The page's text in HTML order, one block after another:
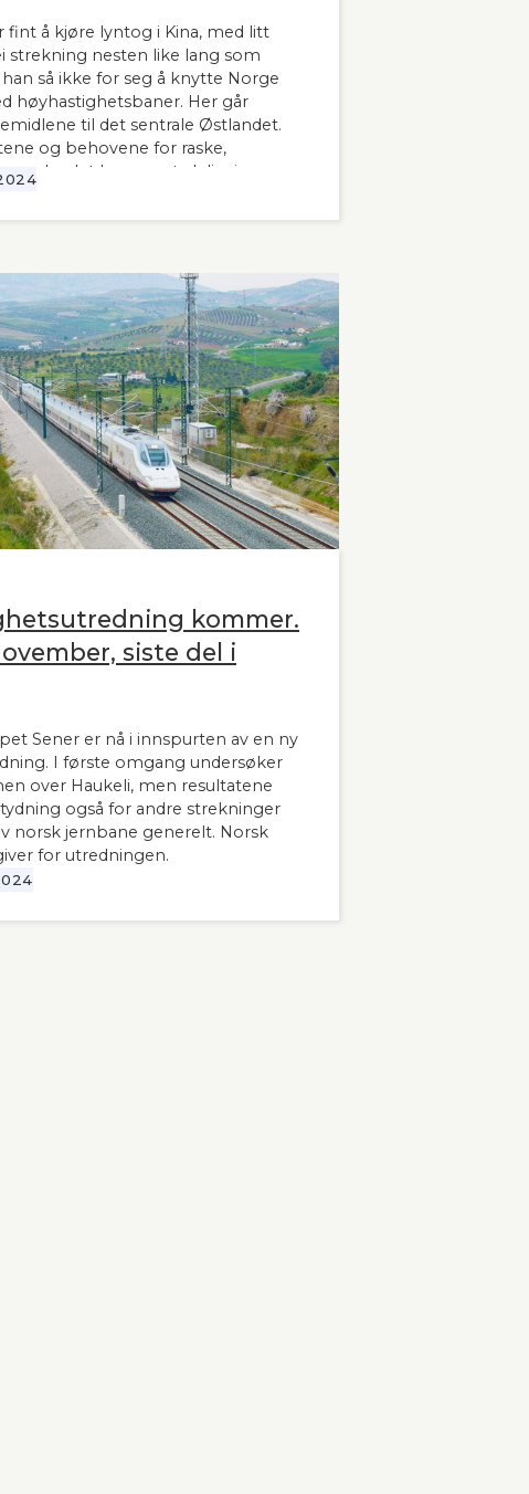
fint å kjøre lyntog i Kina, med litt
strekning nesten like lang som
så ikke for seg å knytte Norge
høyhastighetsbaner. Her går
til det sentrale Østlandet.
og behovene for raske,
av landet har man tydeligvis
kronikken sin i Stavanger
kommer.
siste del i
Sener er nå i innspurten av en ny
I første omgang undersøker
over Haukeli, men resultatene
også for andre strekninger
norsk jernbane generelt. Norsk
for utredningen.